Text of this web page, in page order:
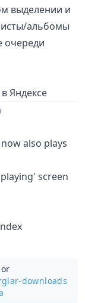
выделении и
альбомы
очереди
Яндексе
also plays
screen
or
downloads